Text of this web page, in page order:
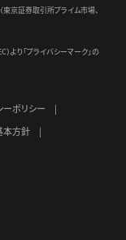
東京証券取引所プライム市場、
より 「プライバシーマーク」の
ーポリシー
本方針